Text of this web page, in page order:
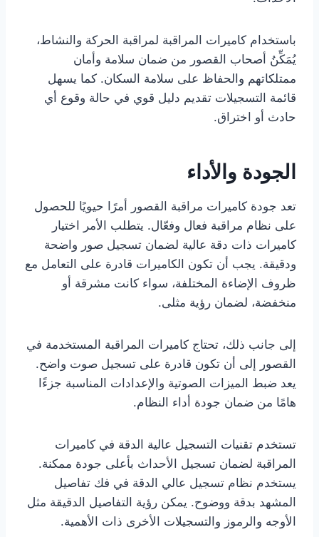
باستخدام كاميرات المراقبة لمراقبة الحركة والنشاط،
يُمَكِّنُ أصحاب القصور من ضمان سلامة وأمان
ممتلكاتهم والحفاظ على سلامة السكان. كما يسهل
قائمة التسجيلات تقديم دليل قوي في حالة وقوع أي
حادث أو اختراق.
الجودة والأداء
تعد جودة كاميرات مراقبة القصور أمرًا حيويًا للحصول
على نظام مراقبة فعال وفعّال. يتطلب الأمر اختيار
كاميرات ذات دقة عالية لضمان تسجيل صور واضحة
ودقيقة. يجب أن تكون الكاميرات قادرة على التعامل مع
ظروف الإضاءة المختلفة، سواء كانت مشرقة أو
منخفضة، لضمان رؤية مثلى.
إلى جانب ذلك، تحتاج كاميرات المراقبة المستخدمة في
القصور إلى أن تكون قادرة على تسجيل صوت واضح.
يعد ضبط الميزات الصوتية والإعدادات المناسبة جزءًا
هامًا من ضمان جودة أداء النظام.
تستخدم تقنيات التسجيل عالية الدقة في كاميرات
المراقبة لضمان تسجيل الأحداث بأعلى جودة ممكنة.
يستخدم نظام تسجيل عالي الدقة في فك تفاصيل
المشهد بدقة ووضوح. يمكن رؤية التفاصيل الدقيقة مثل
الأوجه والرموز والتسجيلات الأخرى ذات الأهمية.